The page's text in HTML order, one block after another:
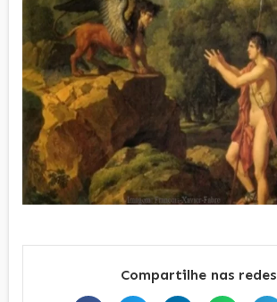
Compartilhe nas